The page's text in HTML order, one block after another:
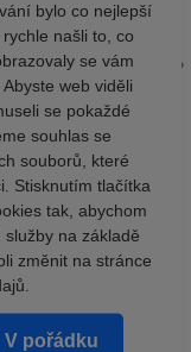
bylo co nejlepší
našli to, co
se vám
web viděli
se pokaždé
souhlas se
souborů, které
Stisknutím tlačítka
tak, abychom
na základě
změnit na stránce
V pořádku